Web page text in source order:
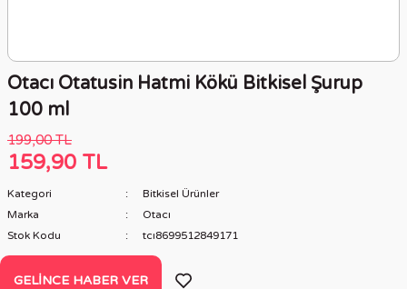
Otacı Otatusin Hatmi Kökü Bitkisel Şurup
100 ml
199,00 TL
159,90 TL
Kategori
Bitkisel Ürünler
Marka
Otacı
Stok Kodu
tcı8699512849171
GELINCE HABER VER